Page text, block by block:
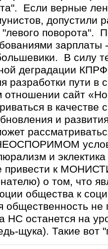
Если верные
допустили
"левого поворота".
зарплаты
В силу
деградации
разработки пути в
сайт
в качестве
и
и
привести к
о том, что
общества к
общественность не
НС останется на
щука). Такие вот